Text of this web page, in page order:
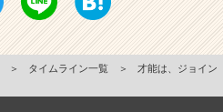
＞ タイムライン一覧 ＞
才能は、ジョイン